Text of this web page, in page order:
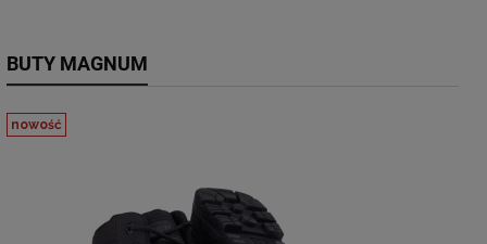
BUTY MAGNUM
nowość